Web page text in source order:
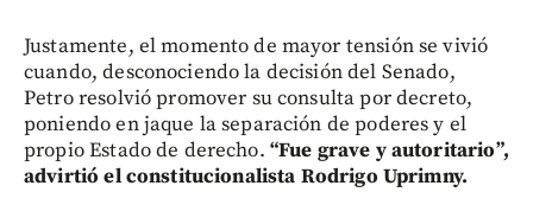
Justamente, el momento de mayor tensión se vivió
cuando, desconociendo la decisión del Senado,
Petro resolvió promover su consulta por decreto,
poniendo en jaque la separación de poderes y el
propio Estado de derecho. “Fue grave y autoritario”,
advirtió el constitucionalista Rodrigo Uprimny.